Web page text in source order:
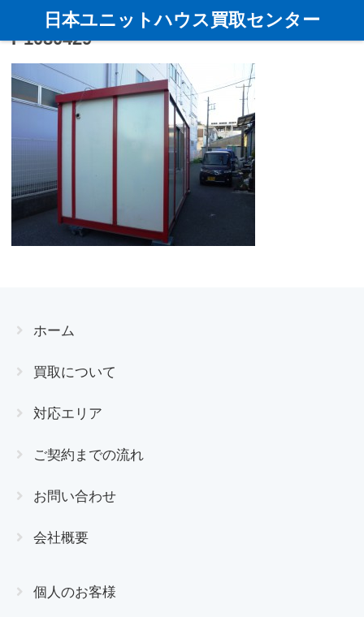
P1080429
ホーム
買取について
対応エリア
ご契約までの流れ
お問い合わせ
会社概要
個人のお客様
日本ユニットハウス買取センター